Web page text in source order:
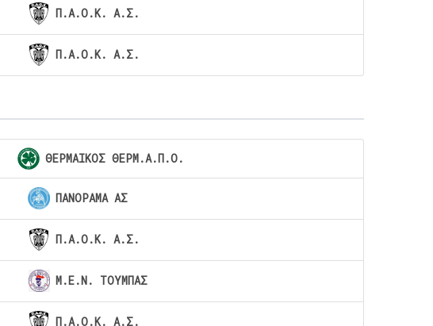
Π.Α.Ο.Κ. Α.Σ.
Π.Α.Ο.Κ. Α.Σ.
ΘΕΡΜΑΙΚΟΣ ΘΕΡΜ.Α.Π.Ο.
ΠΑΝΟΡΑΜΑ ΑΣ
Π.Α.Ο.Κ. Α.Σ.
Μ.Ε.Ν. ΤΟΥΜΠΑΣ
Π.Α.Ο.Κ. Α.Σ.